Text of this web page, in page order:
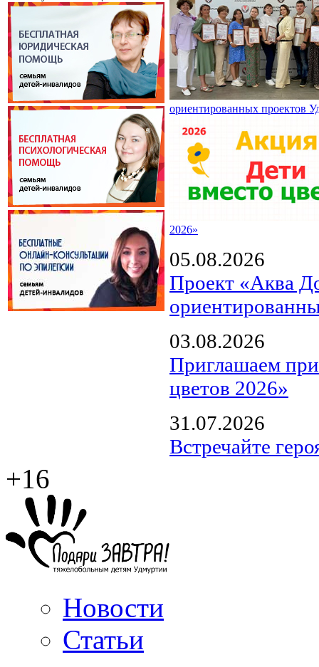
ориентированных проектов
2026»
05.08.2026
Проект «Аква
03.08.2026
Приглашаем
цветов 2026»
31.07.2026
Встречайте
+16
Новости
Статьи